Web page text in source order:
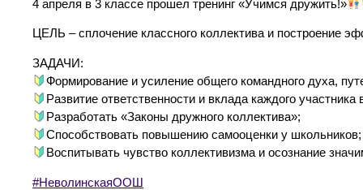
4 апреля в 3 классе прошел тренинг «Учимся дружить!»
ЦЕЛЬ – сплочение классного коллектива и построение
ЗАДАЧИ:
Формирование и усиление общего командного духа,
Развитие ответственности и вклада каждого
Разработать «Законы дружного коллектива»;
Способствовать повышению самооценки у школьников;
Воспитывать чувство коллективизма и осознание
#НеволинскаяООШ